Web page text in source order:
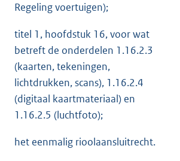
Regeling voertuigen);
titel 1, hoofdstuk 16, voor wat
betreft de onderdelen 1.16.2.3
(kaarten, tekeningen,
lichtdrukken, scans), 1.16.2.4
(digitaal kaartmateriaal) en
1.16.2.5 (luchtfoto);
het eenmalig rioolaansluitrecht.